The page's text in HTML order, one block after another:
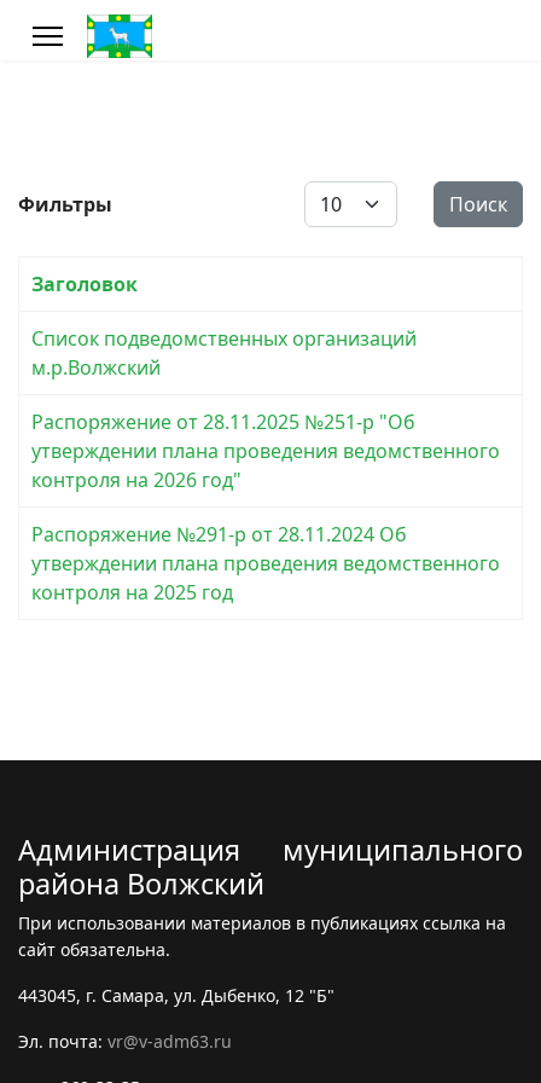
Фильтры Кол-во строк: Поиск
Заголовок
Список подведомственных организаций
м.р.Волжский
Распоряжение от 28.11.2025 №251-р "Об
утверждении плана проведения ведомственного
контроля на 2026 год"
Распоряжение №291-р от 28.11.2024 Об
утверждении плана проведения ведомственного
контроля на 2025 год
Администрация муниципального
района Волжский
При использовании материалов в публикациях ссылка на
сайт обязательна.
443045, г. Самара, ул. Дыбенко, 12 "Б"
Эл. почта: vr@v-adm63.ru